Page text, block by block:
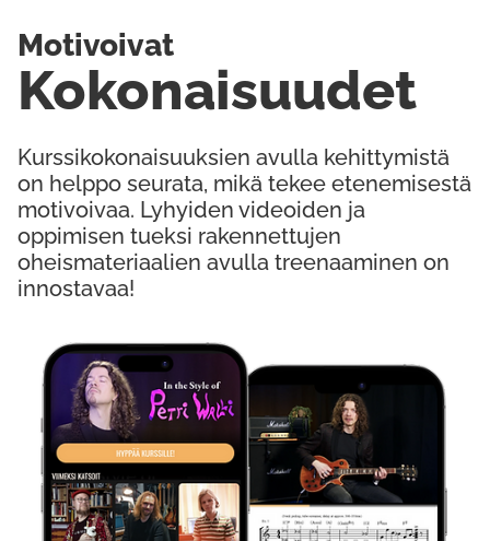
Kokeile Ilmaiseksi
Kurssikokonaisuuksien avulla kehittymistä
on helppo seurata, mikä tekee etenemisestä
motivoivaa. Lyhyiden videoiden ja
oppimisen tueksi rakennettujen
oheismateriaalien avulla treenaaminen on
innostavaa!
Kokonaisuudet
Motivoivat